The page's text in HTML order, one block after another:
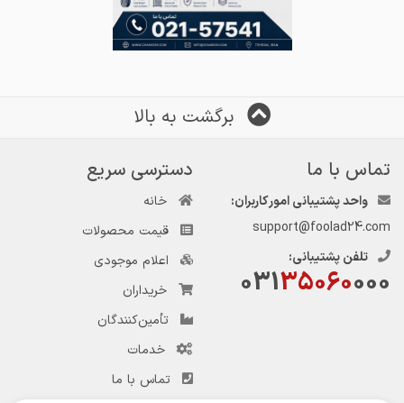
برگشت به بالا
تماس با ما
واحد پشتیبانی امور کاربران:
support@foolad24.com
تلفن پشتیبانی:
03135060000
دسترسی سریع
خانه
قیمت محصولات
اعلام موجودی
خریداران
تأمین‌کنندگان
خدمات
تماس با ما